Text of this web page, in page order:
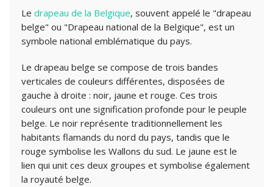
Le drapeau de la Belgique, souvent appelé le "drapeau
belge" ou "Drapeau national de la Belgique", est un
symbole national emblématique du pays.
Le drapeau belge se compose de trois bandes
verticales de couleurs différentes, disposées de
gauche à droite : noir, jaune et rouge. Ces trois
couleurs ont une signification profonde pour le peuple
belge. Le noir représente traditionnellement les
habitants flamands du nord du pays, tandis que le
rouge symbolise les Wallons du sud. Le jaune est le
lien qui unit ces deux groupes et symbolise également
la royauté belge.